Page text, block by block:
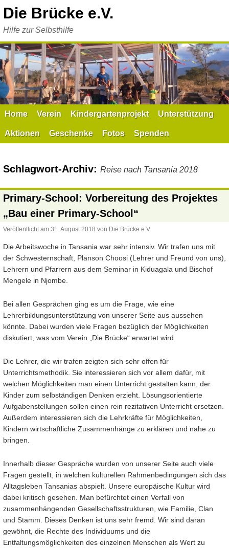
Inhalt
Die Brücke e.V.
Hilfe zur Selbsthilfe
Home Verein Kindergartenprojekt Unterstützung
Aktionen Geschenke Fotos Spenden
Schlagwort-Archiv: Reise nach Tansania 2018
Primary-School: Vorbereitung des Projektes
„Bau einer Primary-School“
Veröffentlicht am 31. August 2018 von Die Brücke e.V.
Die Arbeitswoche in Tansania war sehr intensiv. Wir trafen uns mit
der Schwesternschaft, Planson Choosi (Lehrer und Freund von uns),
Lehrern und Pfarrern aus dem Seminar in Kiduagala und Bischof
Mengele in Njombe.
Bei allen Gesprächen ging es um die Frage, wie eine
Lehrerbildungsunterstützung von unserer Seite aus aussehen
könnte. Dabei wurden viele Fragen bezüglich der Möglichkeiten
diskutiert, was vom Verein „Die Brücke“ erwartet wird.
Die Lehrer, die wir trafen zeigten sich sehr offen für
Unterrichtsmethodik. Sie interessieren sich vor allem dafür, mit
welchen Möglichkeiten man einen Unterricht gestalten kann, der
Kinder zum selbständigen Denken erzieht. Lösungsorientierte
Aufgabenstellungen sollen einen rein rezitativen Unterricht ersetzen.
Außerdem interessieren sich die Lehrkräfte für Möglichkeiten,
Kindern wirtschaftliche Zusammenhänge zu erklären und nahe zu
bringen.
Innerhalb dieser Gespräche wurden von unserer Seite auch viele
Fragen gestellt, in welchen kulturellen Rahmenbedingungen sich das
Alltagsleben Tansanias abspielt. Unsere europäische Kultur wird
dabei kritisch gesehen. Man befürchtet einen Verfall von
zusammenhängenden Gesellschaftsstrukturen, wie Familie, Clan
und Stamm. Dieses Denken ist uns sehr fremd. Wir sind daran
gewöhnt, die Rechte des Individuums und die
Entfaltungsmöglichkeiten des einzelnen Menschen als Wert zu